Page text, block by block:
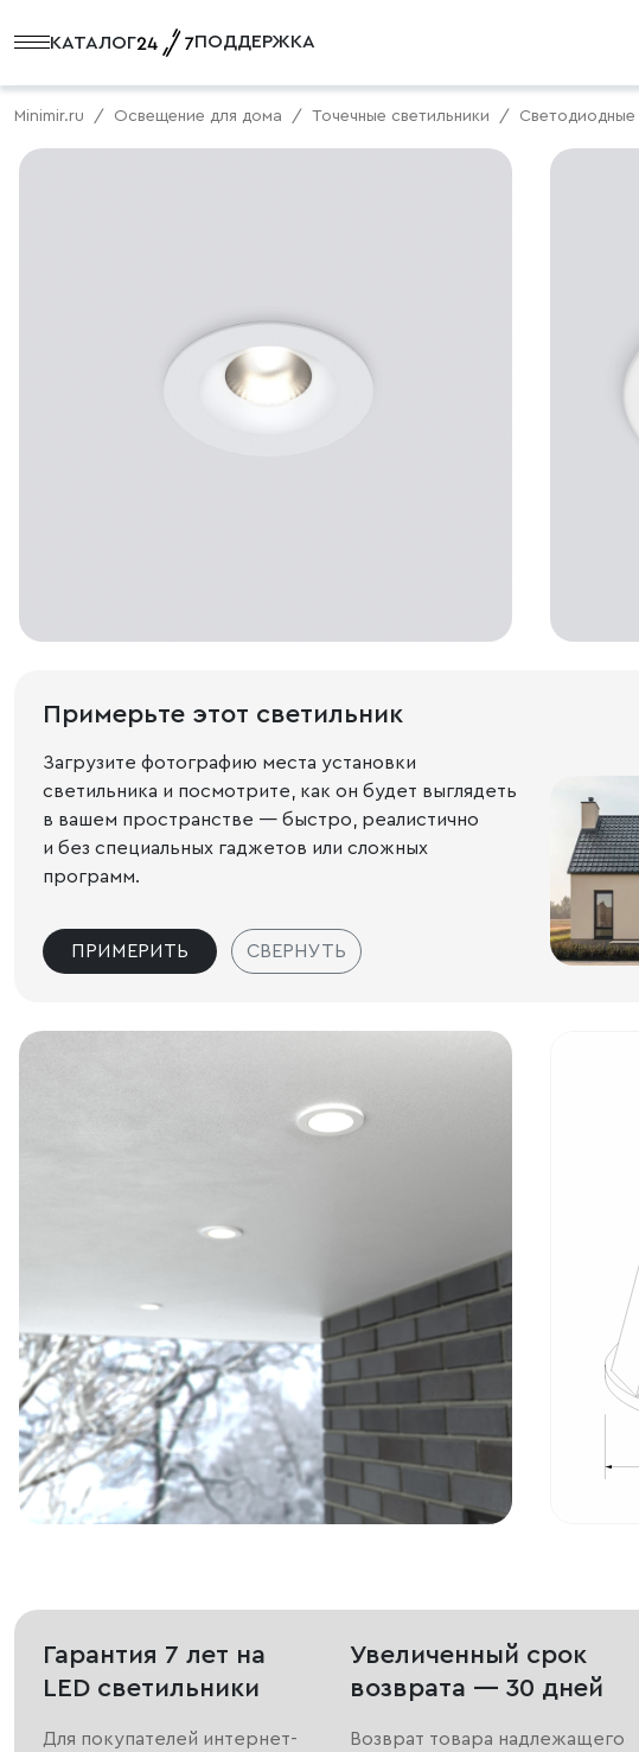
КАТАЛОГ ПОДДЕРЖКА
Minimir.ru Освещение для дома Точечные светильники Светодиодные
Примерьте этот светильник
Загрузите фотографию места установки
светильника и посмотрите, как он будет выглядеть
в вашем пространстве — быстро, реалистично
и без специальных гаджетов или сложных
программ.
ПРИМЕРИТЬ СВЕРНУТЬ
Гарантия 7 лет на
LED светильники
Для покупателей интернет-
Увеличенный срок
возврата — 30 дней
Возврат товара надлежащего